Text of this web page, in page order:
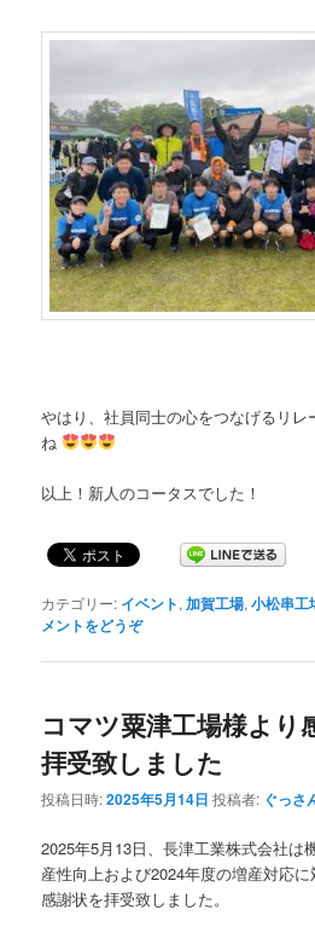
やはり、社員同士の心をつなげるリレ
ね
以上！新人のコータスでした！
カテゴリー: イベント,加賀工場,小松串工
メントをどうぞ
コマツ粟津工場様より
拝受致しました
投稿日時:2025年5月14日 投稿者: ぐっさ
2025年5月13日、長津工業株式会社は
産性向上および2024年度の増産対応
感謝状を拝受致しました。